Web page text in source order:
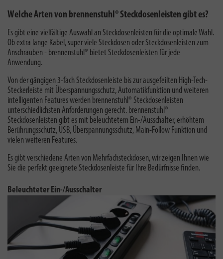
Welche Arten von brennenstuhl® Steckdosenleisten gibt es?
Es gibt eine vielfältige Auswahl an Steckdosenleisten für die optimale Wahl.
Ob extra lange Kabel, super viele Steckdosen oder Steckdosenleisten zum
Anschrauben - brennenstuhl® bietet Steckdosenleisten für jede
Anwendung.
Von der gängigen 3-fach Steckdosenleiste bis zur ausgefeilten High-Tech-
Steckerleiste mit Überspannungsschutz, Automatikfunktion und weiteren
intelligenten Features werden brennenstuhl® Steckdosenleisten
unterschiedlichsten Anforderungen gerecht. brennenstuhl®
Steckdosenleisten gibt es mit beleuchtetem Ein-/Ausschalter, erhöhtem
Berührungsschutz, USB, Überspannungsschutz, Main-Follow Funktion und
vielen weiteren Features.
Es gibt verschiedene Arten von Mehrfachsteckdosen, wir zeigen Ihnen wie
Sie die perfekt geeignete Steckdosenleiste für Ihre Bedürfnisse finden.
Beleuchteter Ein-/Ausschalter